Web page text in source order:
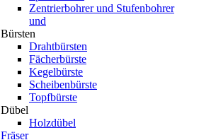
Zentrierbohrer und Stufenbohrer
und
Bürsten
Drahtbürsten
Fächerbürste
Kegelbürste
Scheibenbürste
Topfbürste
Dübel
Holzdübel
Fräser